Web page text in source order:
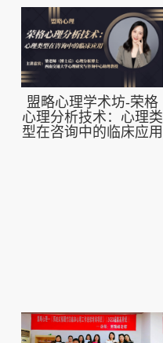
盟略心理学术坊-荣格
心理分析技术：心理类
型在咨询中的临床应用